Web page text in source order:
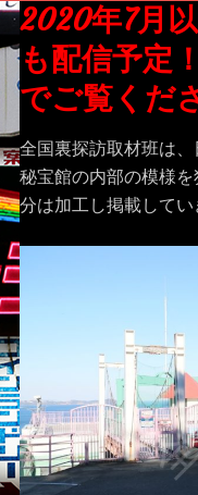
2020年7月
も配信予定
でご覧くだ
全国裏探訪取材班は
秘宝館の内部の模様
分は加工し掲載してい